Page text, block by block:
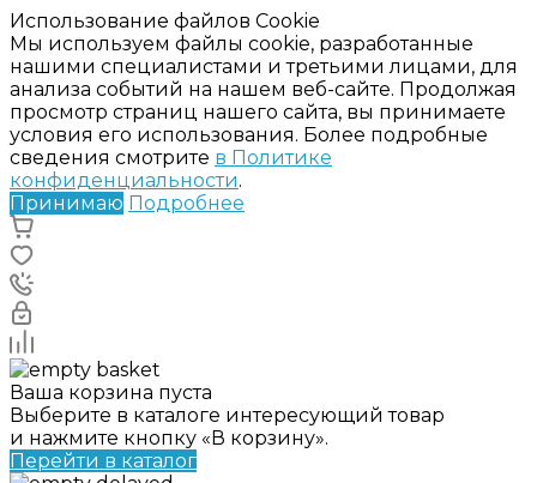
Использование файлов Cookie
Мы используем файлы cookie, разработанные
нашими специалистами и третьими лицами, для
анализа событий на нашем веб-сайте. Продолжая
просмотр страниц нашего сайта, вы принимаете
условия его использования. Более подробные
сведения смотрите в Политике
конфиденциальности.
Принимаю Подробнее
Ваша корзина пуста
Выберите в каталоге интересующий товар
и нажмите кнопку «В корзину».
Перейти в каталог